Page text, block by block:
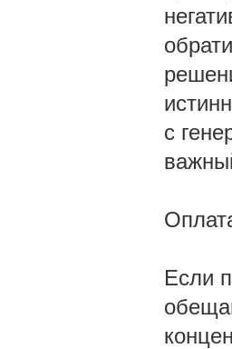
с
Если